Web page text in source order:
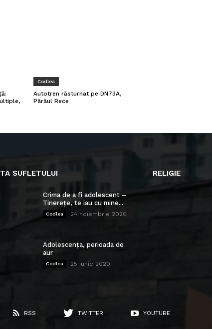
Codlea
Autotren răsturnat pe DN73A,
Pârâul Rece
SUFLETULUI
Crima de a fi adolescent –
Tinerețe, te iau cu mine...
Codlea 24 noiembrie 2020
Adolescența, perioada de
aur
Codlea 25 iunie 2020
RELIGIE
RSS TWITTER YOUTUBE